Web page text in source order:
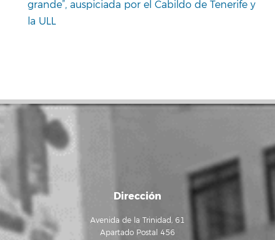
grande”, auspiciada por el Cabildo de Tenerife y
la ULL
Dirección
Avenida de la Trinidad, 61
Apartado Postal 456